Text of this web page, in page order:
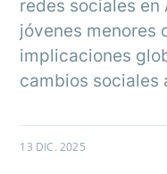
redes sociales
jóvenes menores
implicaciones
cambios sociales
13 DIC. 2025